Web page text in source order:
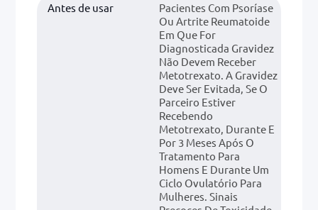
Antes de usar
Pacientes Com Psoríase
Ou Artrite Reumatoide
Em Que For
Diagnosticada Gravidez
Não Devem Receber
Metotrexato. A Gravidez
Deve Ser Evitada, Se O
Parceiro Estiver
Recebendo
Metotrexato, Durante E
Por 3 Meses Após O
Tratamento Para
Homens E Durante Um
Ciclo Ovulatório Para
Mulheres. Sinais